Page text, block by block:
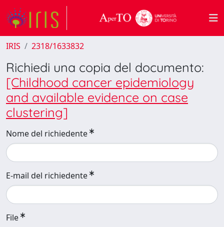
IRIS 2318/1633832
Richiedi una copia del documento:
[Childhood cancer epidemiology
and available evidence on case
clustering]
Nome del richiedente
E-mail del richiedente
File